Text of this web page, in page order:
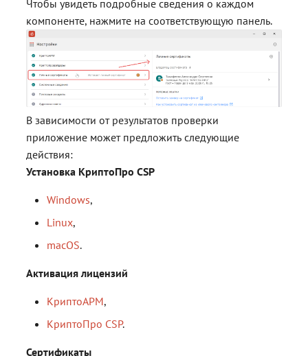
Чтобы увидеть подробные сведения о каждом
компоненте, нажмите на соответствующую панель.
В зависимости от результатов проверки
приложение может предложить следующие
действия:
Установка КриптоПро CSP
Windows,
Linux,
macOS.
Активация лицензий
КриптоАРМ,
КриптоПро CSP.
Сертификаты